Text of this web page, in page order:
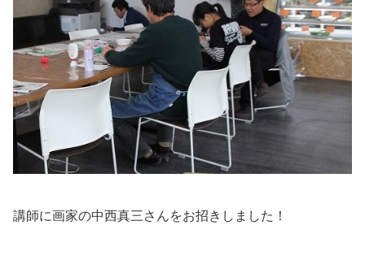
講師に画家の中西真三さんをお招きしました！